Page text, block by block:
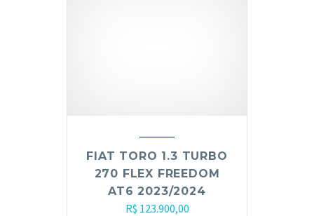
FIAT TORO 1.3 TURBO
270 FLEX FREEDOM
AT6 2023/2024
R$ 123.900,00